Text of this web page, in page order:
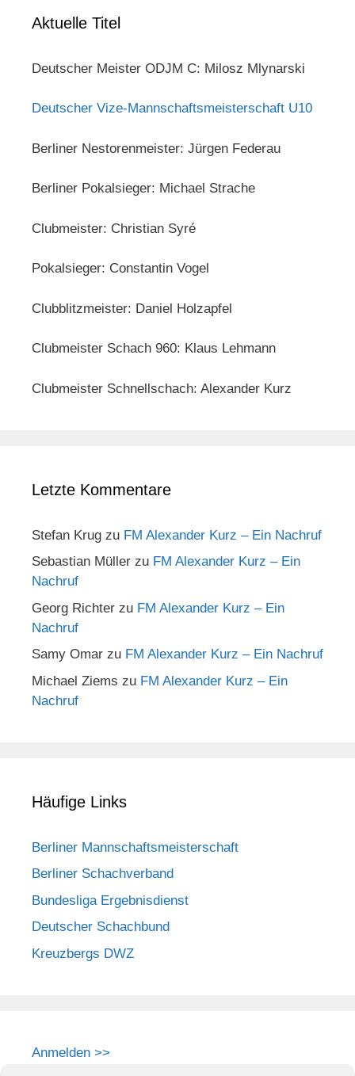
Aktuelle Titel
Deutscher Meister ODJM C: Milosz Mlynarski
Deutscher Vize-Mannschaftsmeisterschaft U10
Berliner Nestorenmeister: Jürgen Federau
Berliner Pokalsieger: Michael Strache
Clubmeister: Christian Syré
Pokalsieger: Constantin Vogel
Clubblitzmeister: Daniel Holzapfel
Clubmeister Schach 960: Klaus Lehmann
Clubmeister Schnellschach: Alexander Kurz
Letzte Kommentare
Stefan Krug zu FM Alexander Kurz – Ein Nachruf
Sebastian Müller zu FM Alexander Kurz – Ein
Nachruf
Georg Richter zu FM Alexander Kurz – Ein
Nachruf
Samy Omar zu FM Alexander Kurz – Ein Nachruf
Michael Ziems zu FM Alexander Kurz – Ein
Nachruf
Häufige Links
Berliner Mannschaftsmeisterschaft
Berliner Schachverband
Bundesliga Ergebnisdienst
Deutscher Schachbund
Kreuzbergs DWZ
Anmelden >>